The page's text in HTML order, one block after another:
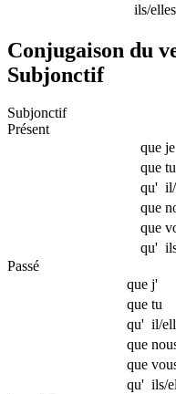
ils/elles
Conjugaison du
Subjonctif
Subjonctif
Présent
que je
que tu
qu'
que
que
qu'
Passé
que j'
que tu
qu' il/
que
que
qu' ils/